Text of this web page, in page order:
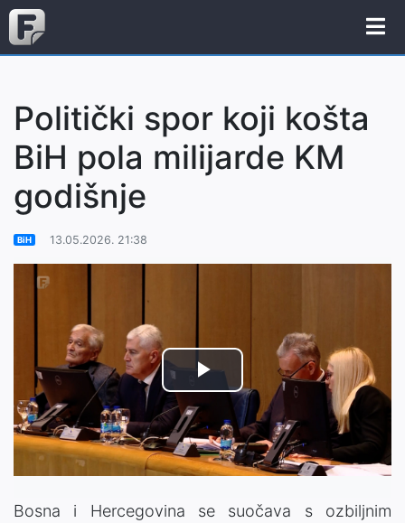
Politički spor koji košta
BiH pola milijarde KM
godišnje
BiH 13.05.2026. 21:38
Play
Video
Bosna i Hercegovina se suočava s ozbiljnim